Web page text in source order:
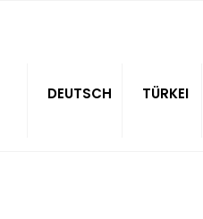
DEUTSCH TÜRKEI